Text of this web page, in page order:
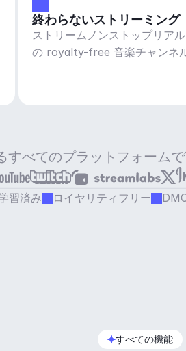
終わらないストリーミング
ストリームノンストップリア
の royalty-free 音楽チャンネ
すべてのプラットフォーム
習済み ロイヤリティフリー
すべての機能